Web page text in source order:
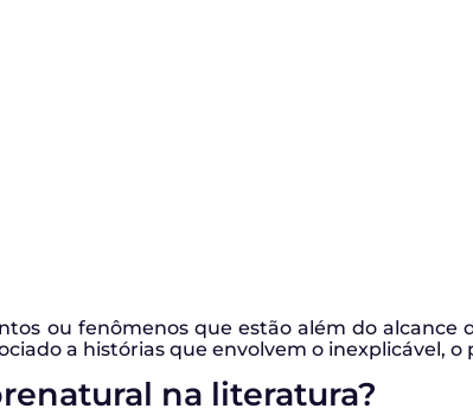
ou fenômenos que estão além do alcance
a histórias que envolvem o inexplicável, o
na literatura?